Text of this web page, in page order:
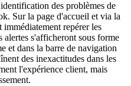
des problèmes de
Sur la page d'accueil et via la
repérer les
alertes s'afficheront sous forme
et dans la barre de navigation
des inexactitudes dans les
l'expérience client, mais